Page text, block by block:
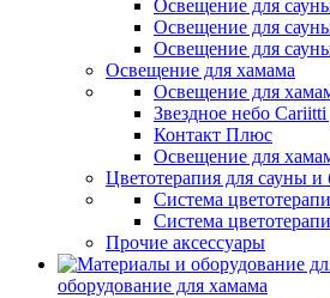
Освещение для
Освещение для
Освещение для
Освещение для хамама
Освещение для
Звездное небо
Контакт Плюс
Освещение для
Цветотерапия для сауны и
Система
Система
Прочие аксессуары
оборудование для хамама